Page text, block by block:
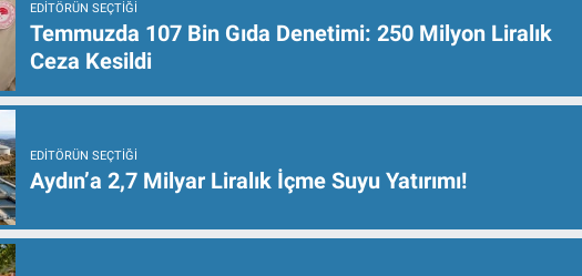
EDITÖRÜN SEÇTIĞI
Temmuzda 107 Bin Gıda Denetimi: 250 Milyon Liralık
Ceza Kesildi
EDITÖRÜN SEÇTIĞI
Aydın’a 2,7 Milyar Liralık İçme Suyu Yatırımı!